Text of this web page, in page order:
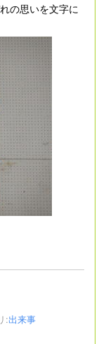
の思いを文字に
:出来事